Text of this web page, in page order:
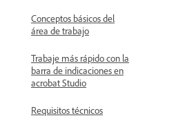
Conceptos básicos del
área de trabajo
Trabaje más rápido con la
barra de indicaciones en
acrobat Studio
Requisitos técnicos